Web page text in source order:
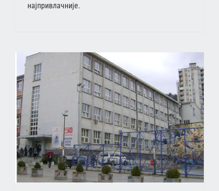
најпривлачније.